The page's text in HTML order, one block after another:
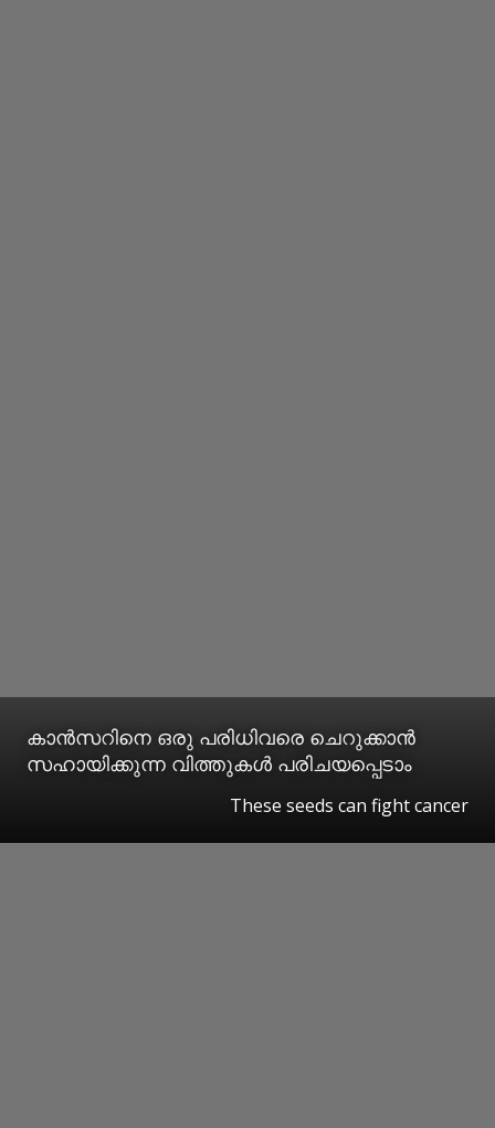
കാൻസറിനെ ഒരു പരിധിവരെ ചെറുക്കാൻ
സഹായിക്കുന്ന വിത്തുകൾ പരിചയപ്പെടാം
These seeds can fight cancer